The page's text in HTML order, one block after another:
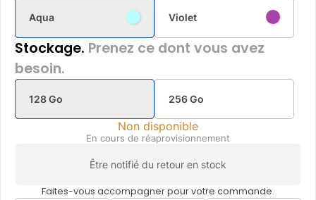
Aqua Violet
Stockage. Prenez ce dont vous avez
besoin.
128 Go 256 Go
Non disponible
En cours de réaprovisionnement
Être notifié du retour en stock
Faites-vous accompagner pour votre commande.